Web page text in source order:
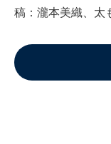
稿：瀧本美織、太